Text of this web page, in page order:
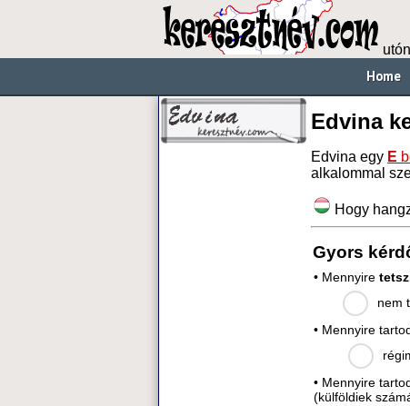
Home
Edvina
Edvina egy E
alkalommal
Hogy
Gyors
• Mennyire
nem
• Mennyire
• Mennyire
(külföldiek